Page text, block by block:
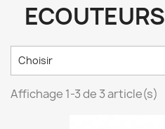
ECOUTEURS
Choisir
Affichage 1-3 de 3 article(s)